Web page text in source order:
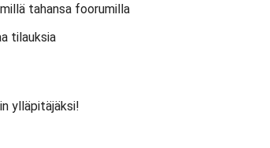
tahansa foorumilla
tilauksia
ylläpitäjäksi!